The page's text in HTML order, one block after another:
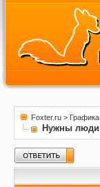
Foxter.ru > Графика
Нужны люди